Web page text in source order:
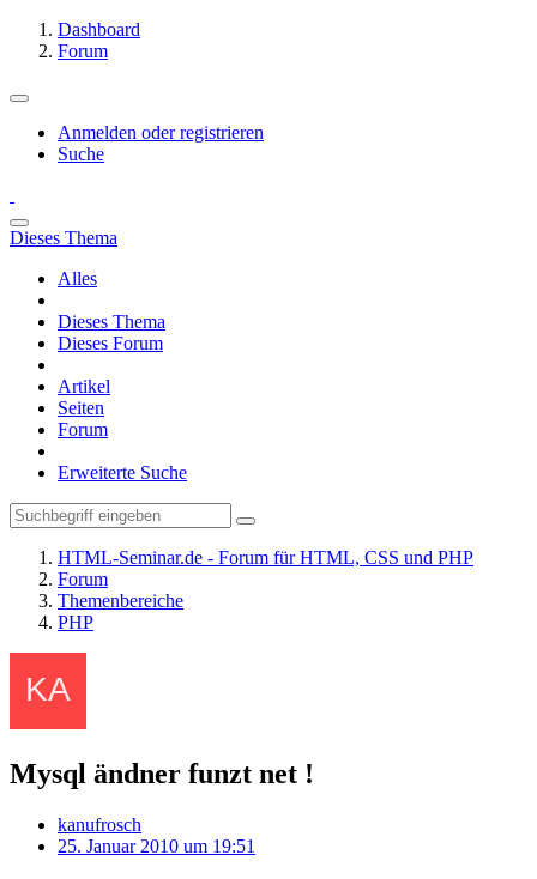
Dashboard
Forum
Anmelden oder registrieren
Suche
Dieses Thema
Alles
Dieses Thema
Dieses Forum
Artikel
Seiten
Forum
Erweiterte Suche
HTML-Seminar.de - Forum für HTML, CSS und PHP
Forum
Themenbereiche
PHP
Mysql ändner funzt net !
kanufrosch
25. Januar 2010 um 19:51